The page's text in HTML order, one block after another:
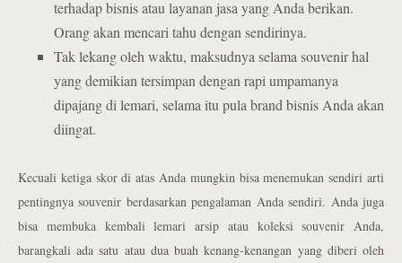
terhadap bisnis atau layanan jasa yang Anda berikan.
Orang akan mencari tahu dengan sendirinya.
Tak lekang oleh waktu, maksudnya selama souvenir hal
yang demikian tersimpan dengan rapi umpamanya
dipajang di lemari, selama itu pula brand bisnis Anda akan
diingat.
Kecuali ketiga skor di atas Anda mungkin bisa menemukan sendiri arti
pentingnya souvenir berdasarkan pengalaman Anda sendiri. Anda juga
bisa membuka kembali lemari arsip atau koleksi souvenir Anda,
barangkali ada satu atau dua buah kenang-kenangan yang diberi oleh